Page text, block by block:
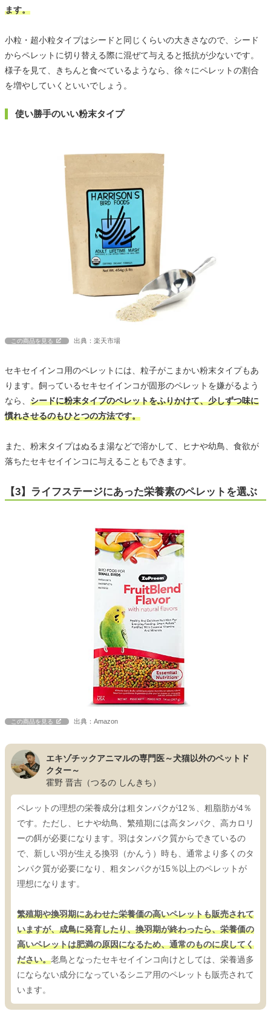
ます。
小粒・超小粒タイプはシードと同じくらいの大きさなので、シード
からペレットに切り替える際に混ぜて与えると抵抗が少ないです。
様子を見て、きちんと食べているようなら、徐々にペレットの割合
を増やしていくといいでしょう。
使い勝手のいい粉末タイプ
この商品を見る 出典：楽天市場
セキセイインコ用のペレットには、粒子がこまかい粉末タイプもあ
ります。飼っているセキセイインコが固形のペレットを嫌がるよう
なら、 シードに粉末タイプのペレットをふりかけて、少しずつ味に
慣れさせるのもひとつの方法です。
また、粉末タイプはぬるま湯などで溶かして、ヒナや幼鳥、食欲が
落ちたセキセイインコに与えることもできます。
【3】ライフステージにあった栄養素のペレットを選ぶ
この商品を見る 出典：Amazon
エキゾチックアニマルの専門医～犬猫以外のペットド
クター～
霍野 晋吉（つるの しんきち）
ペレットの理想の栄養成分は粗タンパクが12％、粗脂肪が4％
です。ただし、ヒナや幼鳥、繁殖期には高タンパク、高カロリ
ーの餌が必要になります。羽はタンパク質からできているの
で、新しい羽が生える換羽（かんう）時も、通常より多くのタ
ンパク質が必要になり、粗タンパクが15％以上のペレットが
理想になります。
繁殖期や換羽期にあわせた栄養価の高いペレットも販売されて
いますが、成鳥に発育したり、換羽期が終わったら、栄養価の
高いペレットは肥満の原因になるため、通常のものに戻してく
ださい。老鳥となったセキセイインコ向けとしては、栄養過多
にならない成分になっているシニア用のペレットも販売されて
います。